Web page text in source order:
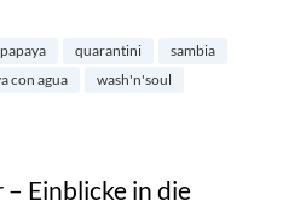
sauberes Trinkwasser in
papaya quarantini
sambia
con agua wash'n'soul
Einblicke in die